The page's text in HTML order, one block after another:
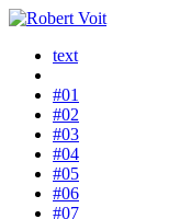
text
#01
#02
#03
#04
#05
#06
#07